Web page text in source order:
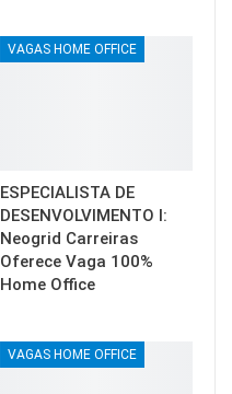
VAGAS HOME OFFICE
ESPECIALISTA DE
DESENVOLVIMENTO I:
Neogrid Carreiras
Oferece Vaga 100%
Home Office
VAGAS HOME OFFICE